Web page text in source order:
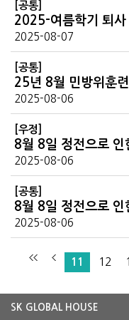
[공통]
2025-여름학기 퇴사
2025-08-07
[공통]
25년 8월 민방위훈
2025-08-06
[우정]
8월 8일 정전으로 인
2025-08-06
[공통]
8월 8일 정전으로 인
2025-08-06
11 12
SK GLOBAL HOUSE